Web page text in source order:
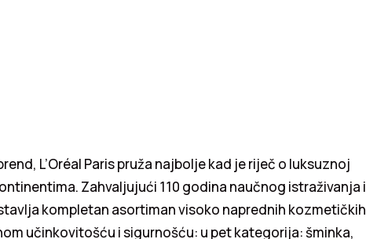
L’Oréal Paris pruža najbolje kad je riječ o luksuznoj
Zahvaljujući 110 godina naučnog istraživanja i
kompletan asortiman visoko naprednih kozmetičkih
učinkovitošću i sigurnošću: u pet kategorija: šminka,